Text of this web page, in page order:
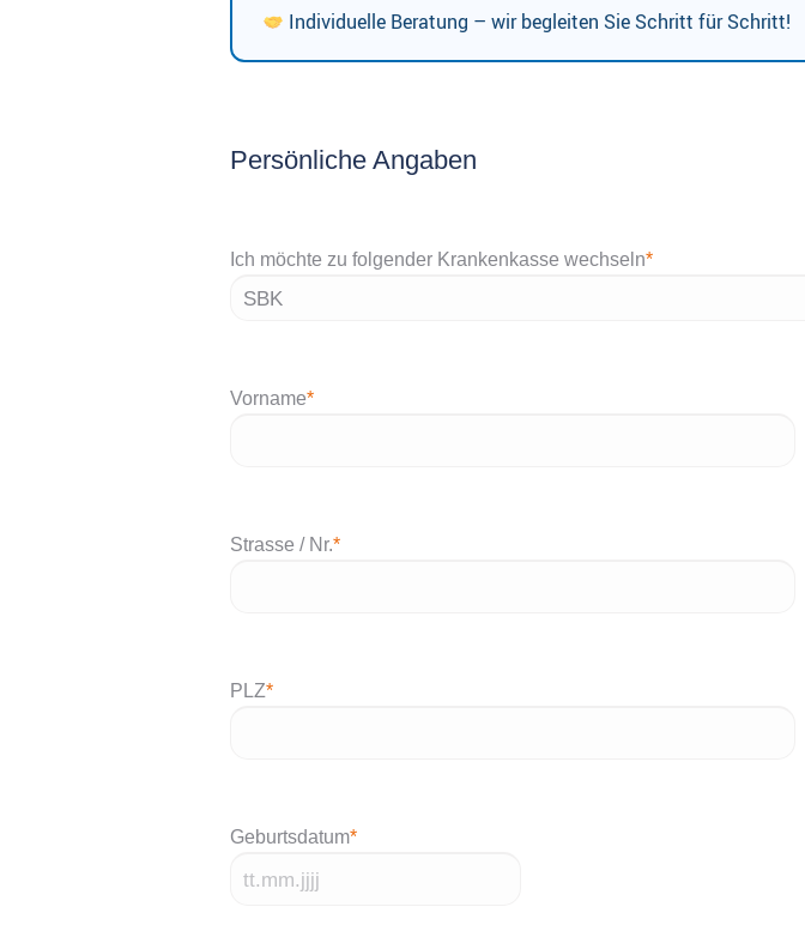
Individuelle Beratung – wir begleiten Sie Schritt für Schritt!
Persönliche Angaben
Ich möchte zu folgender Krankenkasse wechseln*
Vorname*
Strasse / Nr.*
PLZ*
Geburtsdatum*